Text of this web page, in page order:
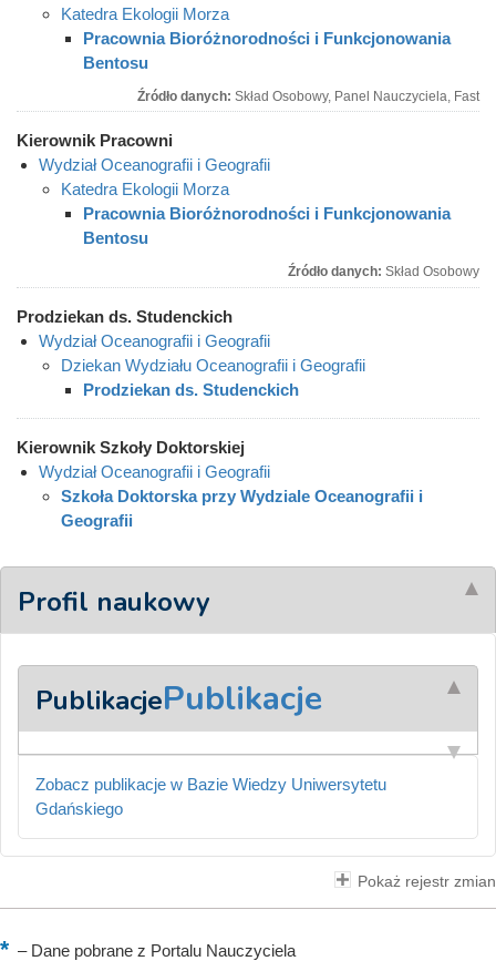
Katedra Ekologii Morza
Pracownia Bioróżnorodności i Funkcjonowania
Bentosu
Źródło danych: Skład Osobowy, Panel Nauczyciela, Fast
Kierownik Pracowni
Wydział Oceanografii i Geografii
Katedra Ekologii Morza
Pracownia Bioróżnorodności i Funkcjonowania
Bentosu
Źródło danych: Skład Osobowy
Prodziekan ds. Studenckich
Wydział Oceanografii i Geografii
Dziekan Wydziału Oceanografii i Geografii
Prodziekan ds. Studenckich
Kierownik Szkoły Doktorskiej
Wydział Oceanografii i Geografii
Szkoła Doktorska przy Wydziale Oceanografii i
Geografii
Profil naukowy
PublikacjePublikacje
Zobacz publikacje w Bazie Wiedzy Uniwersytetu
Gdańskiego
Pokaż rejestr zmian
–Dane pobrane z Portalu Nauczyciela